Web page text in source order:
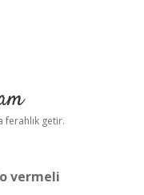
ferahlık getir.
vermeli